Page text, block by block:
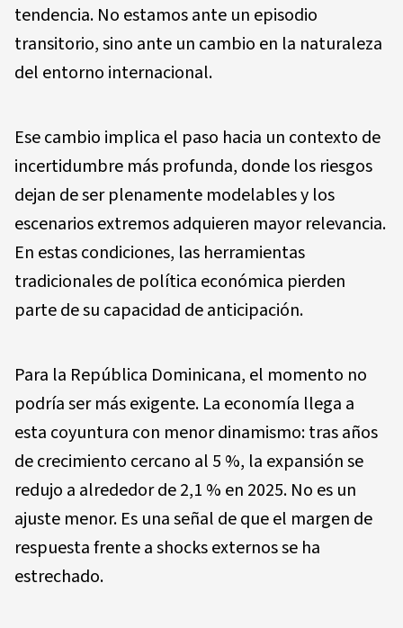
tendencia. No estamos ante un episodio
transitorio, sino ante un cambio en la naturaleza
del entorno internacional.
Ese cambio implica el paso hacia un contexto de
incertidumbre más profunda, donde los riesgos
dejan de ser plenamente modelables y los
escenarios extremos adquieren mayor relevancia.
En estas condiciones, las herramientas
tradicionales de política económica pierden
parte de su capacidad de anticipación.
Para la República Dominicana, el momento no
podría ser más exigente. La economía llega a
esta coyuntura con menor dinamismo: tras años
de crecimiento cercano al 5 %, la expansión se
redujo a alrededor de 2,1 % en 2025. No es un
ajuste menor. Es una señal de que el margen de
respuesta frente a shocks externos se ha
estrechado.